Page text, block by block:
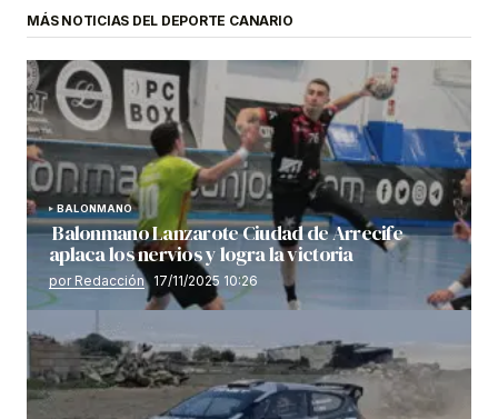
MÁS NOTICIAS DEL DEPORTE CANARIO
BALONMANO
Balonmano Lanzarote Ciudad de Arrecife
aplaca los nervios y logra la victoria
por Redacción 17/11/2025 10:26